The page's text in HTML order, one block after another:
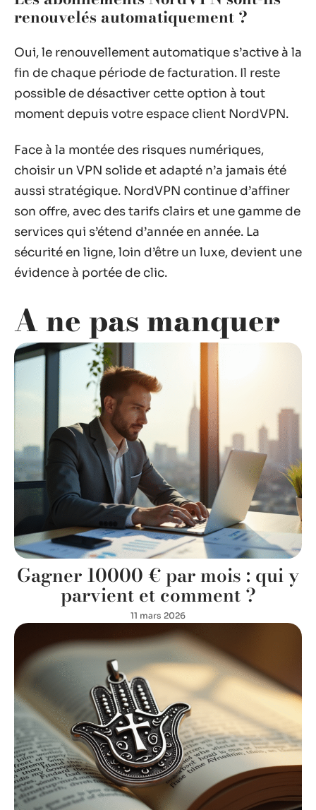
renouvelés automatiquement ?
Oui, le renouvellement automatique s’active à la
fin de chaque période de facturation. Il reste
possible de désactiver cette option à tout
moment depuis votre espace client NordVPN.
Face à la montée des risques numériques,
choisir un VPN solide et adapté n’a jamais été
aussi stratégique. NordVPN continue d’affiner
son offre, avec des tarifs clairs et une gamme de
services qui s’étend d’année en année. La
sécurité en ligne, loin d’être un luxe, devient une
évidence à portée de clic.
A ne pas manquer
Gagner 10000 € par mois : qui y
parvient et comment ?
11 mars 2026